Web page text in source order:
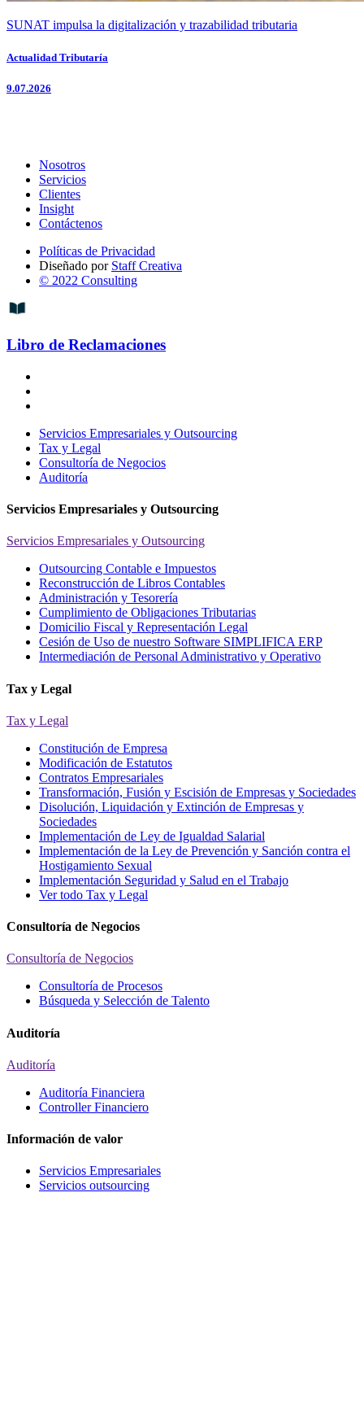
SUNAT impulsa la digitalización y trazabilidad tributaria
Actualidad Tributaría
9.07.2026
Nosotros
Servicios
Clientes
Insight
Contáctenos
Políticas de Privacidad
Diseñado por Staff Creativa
© 2022 Consulting
Libro de Reclamaciones
Servicios Empresariales y Outsourcing
Tax y Legal
Consultoría de Negocios
Auditoría
Servicios Empresariales y Outsourcing
Servicios Empresariales y Outsourcing
Outsourcing Contable e Impuestos
Reconstrucción de Libros Contables
Administración y Tesorería
Cumplimiento de Obligaciones Tributarias
Domicilio Fiscal y Representación Legal
Cesión de Uso de nuestro Software SIMPLIFICA ERP
Intermediación de Personal Administrativo y Operativo
Tax y Legal
Tax y Legal
Constitución de Empresa
Modificación de Estatutos
Contratos Empresariales
Transformación, Fusión y Escisión de Empresas y Sociedades
Disolución, Liquidación y Extinción de Empresas y
Sociedades
Implementación de Ley de Igualdad Salarial
Implementación de la Ley de Prevención y Sanción contra el
Hostigamiento Sexual
Implementación Seguridad y Salud en el Trabajo
Ver todo Tax y Legal
Consultoría de Negocios
Consultoría de Negocios
Consultoría de Procesos
Búsqueda y Selección de Talento
Auditoría
Auditoría
Auditoría Financiera
Controller Financiero
Información de valor
Servicios Empresariales
Servicios outsourcing